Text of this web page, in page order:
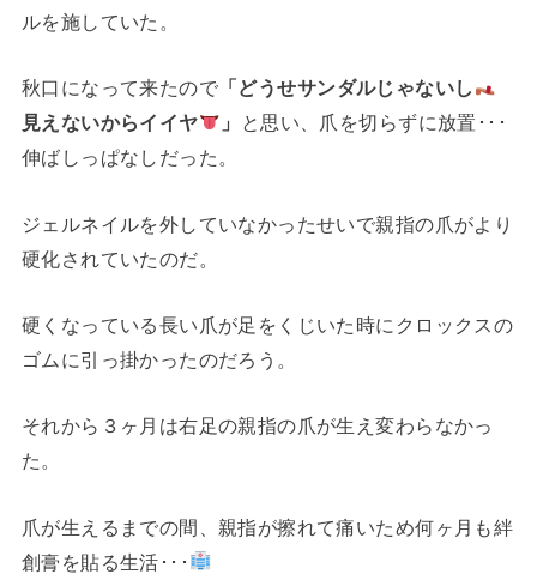
ルを施していた。
秋口になって来たので 「どうせサンダルじゃないし
見えないからイイヤ
」
と思い、爪を切らずに放置･･･
伸ばしっぱなしだった。
ジェルネイルを外していなかったせいで親指の爪がより
硬化されていたのだ。
硬くなっている長い爪が足をくじいた時にクロックスの
ゴムに引っ掛かったのだろう。
それから３ヶ月は右足の親指の爪が生え変わらなかっ
た。
爪が生えるまでの間、親指が擦れて痛いため何ヶ月も絆
創膏を貼る生活･･･